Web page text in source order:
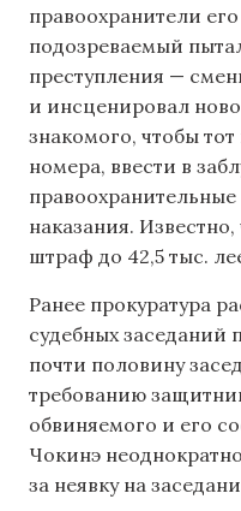
правоохранители
подозреваемый
преступления —
и инсценировал
знакомого, чтобы
номера, ввести в
наказания.
штраф до 42,5 тыс.
Ранее прокуратура
судебных заседаний
почти половину
требованию
обвиняемого и его
Чокинэ
за неявку на